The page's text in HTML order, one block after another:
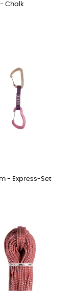
- Chalk
- Express-Set